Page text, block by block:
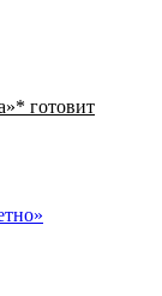
готовит